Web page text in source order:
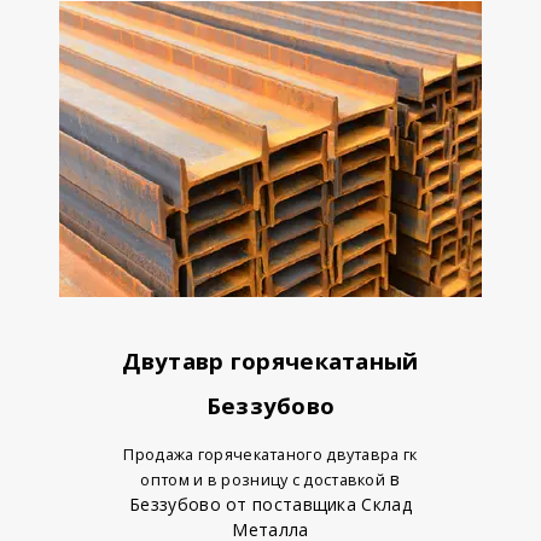
Двутавр горячекатаный
Беззубово
Продажа горячекатаного двутавра гк
оптом и в розницу с доставкой в
Беззубово от поставщика Склад
Металла